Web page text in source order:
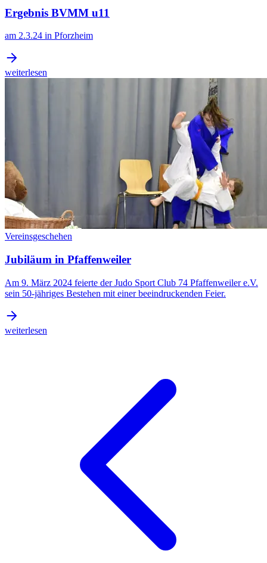
Ergebnis BVMM u11
am 2.3.24 in Pforzheim
weiterlesen
Vereinsgeschehen
Jubiläum in Pfaffenweiler
Am 9. März 2024 feierte der Judo Sport Club 74 Pfaffenweiler e.V.
sein 50-jähriges Bestehen mit einer beeindruckenden Feier.
weiterlesen